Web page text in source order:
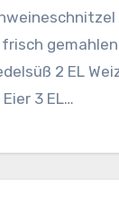
frisch
2 EL
Eier 3 EL…